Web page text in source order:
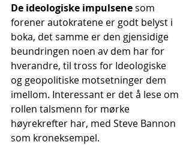
De ideologiske impulsene som
forener autokratene er godt belyst i
boka, det samme er den gjensidige
beundringen noen av dem har for
hverandre, til tross for Ideologiske
og geopolitiske motsetninger dem
imellom. Interessant er det å lese om
rollen talsmenn for mørke
høyrekrefter har, med Steve Bannon
som kroneksempel.